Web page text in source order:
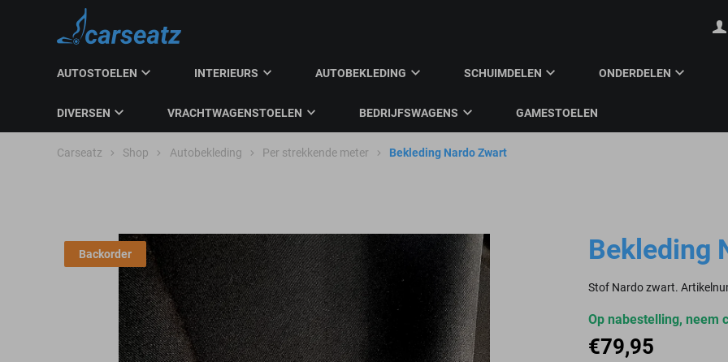
AUTOSTOELEN INTERIEURS AUTOBEKLEDING SCHUIMDELEN ONDERDELEN
DIVERSEN VRACHTWAGENSTOELEN BEDRIJFSWAGENS GAMESTOELEN
Carseatz Shop Autobekleding Per strekkende meter Bekleding Nardo Zwart
Backorder Bekleding
Stof Nardo zwart.
Op nabestelling, neem
€79,95